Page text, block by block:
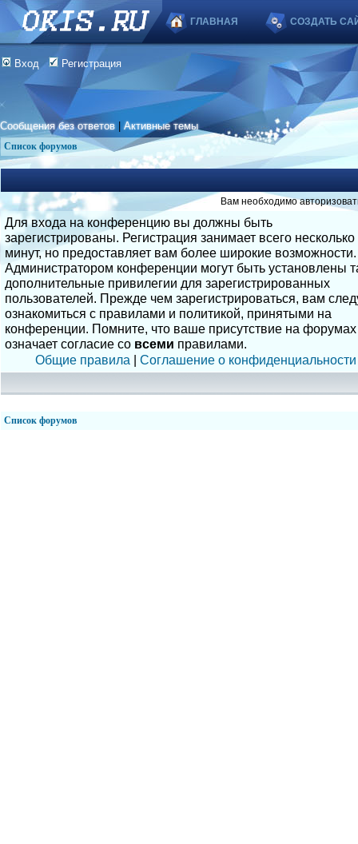
ГЛАВНАЯ СОЗДАТЬ
Вход Регистрация
Сообщения без ответов |Активные темы
Список форумов
Вам необходимо
Для входа на конференцию вы должны быть
зарегистрированы. Регистрация занимает всего несколько
минут, но предоставляет вам более широкие возможности.
Администратором конференции могут быть установлены
дополнительные привилегии для зарегистрированных
пользователей. Прежде чем зарегистрироваться, вам
ознакомиться с правилами и политикой, принятыми на
конференции. Помните, что ваше присутствие на форумах
означает согласие со всеми правилами.
Общие правила | Соглашение о конфиденциальности
Список форумов